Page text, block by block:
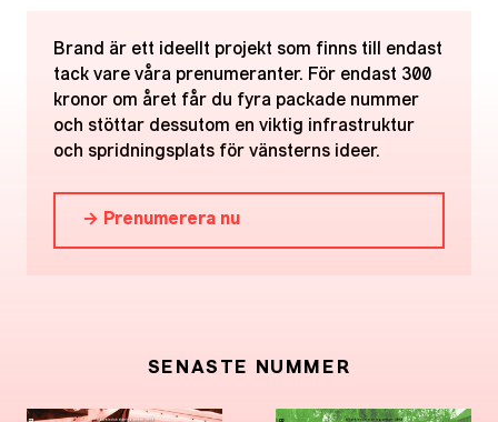
Brand är ett ideellt projekt som finns till endast
tack vare våra prenumeranter. För endast 300
kronor om året får du fyra packade nummer
och stöttar dessutom en viktig infrastruktur
och spridningsplats för vänsterns ideer.
→ Prenumerera nu
SENASTE NUMMER